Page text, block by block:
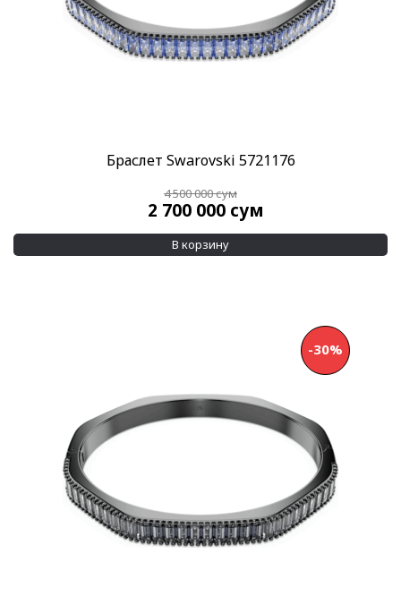
Браслет Swarovski 5721176
4 500 000сум
2 700 000 сум
В корзину
-30%